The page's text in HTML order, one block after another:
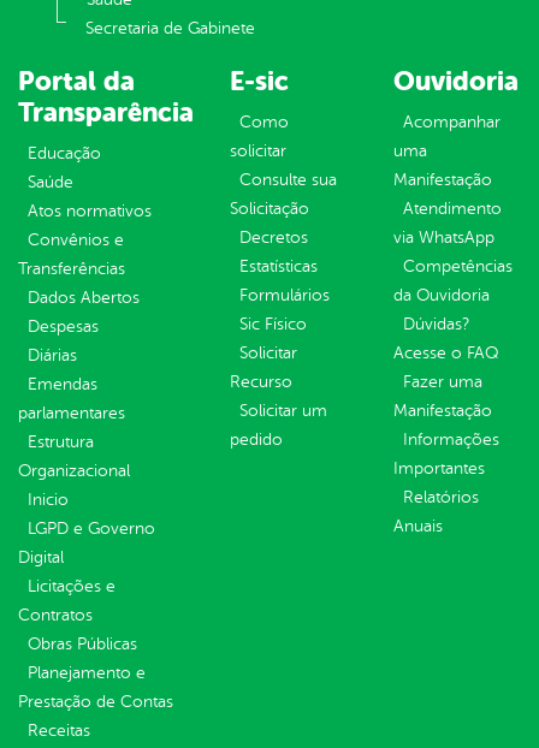
Secretaria de Gabinete
Portal da
Transparência
Educação
Saúde
Atos normativos
Convênios e
Transferências
Dados Abertos
Despesas
Diárias
Emendas
parlamentares
Estrutura
Organizacional
Inicio
LGPD e Governo
Digital
Licitações e
Contratos
Obras Públicas
Planejamento e
Prestação de Contas
Receitas
E-sic
Como
solicitar
Consulte sua
Solicitação
Decretos
Estatísticas
Formulários
Sic Físico
Solicitar
Recurso
Solicitar um
pedido
Ouvidoria
Acompanhar
uma
Manifestação
Atendimento
via WhatsApp
Competências
da Ouvidoria
Dúvidas?
Acesse o FAQ
Fazer uma
Manifestação
Informações
Importantes
Relatórios
Anuais